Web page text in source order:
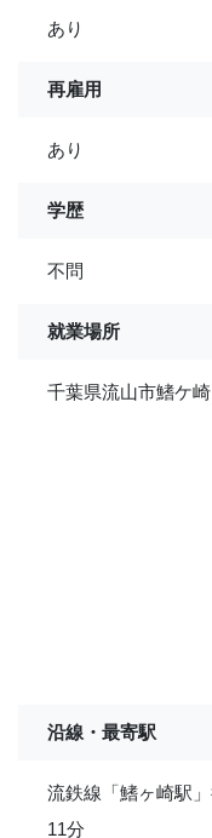
あり
再雇用
あり
学歴
不問
就業場所
千葉県流山市鰭ケ
沿線・最寄駅
流鉄線「鰭ヶ崎駅
11分